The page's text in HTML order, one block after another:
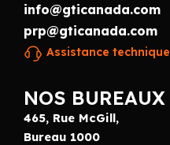
info@gticanada.com
prp@gticanada.com
Assistance technique
NOS BUREAUX
465, Rue McGill,
Bureau 1000